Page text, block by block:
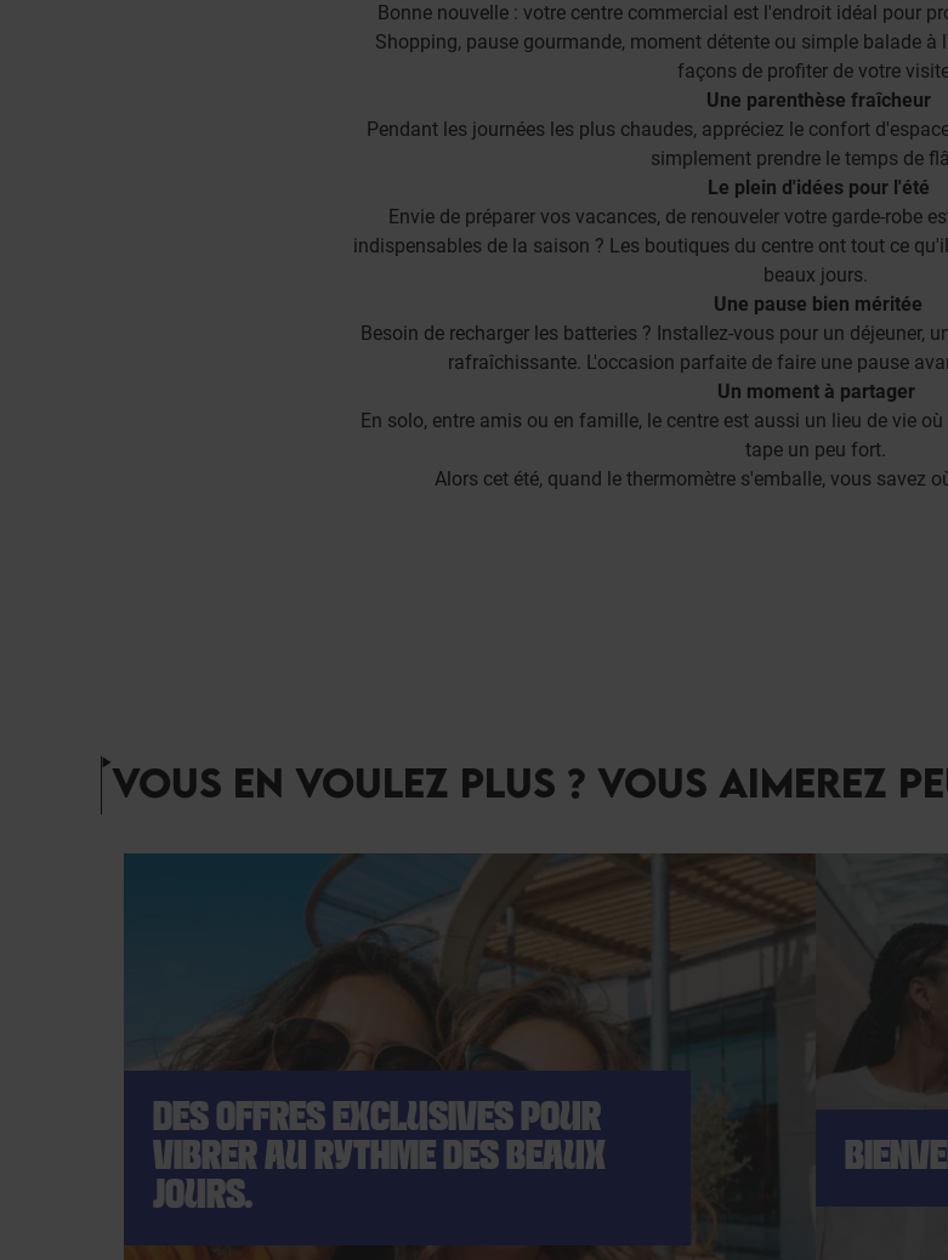
Bonne nouvelle : votre centre commercial est l'endroit idéal pour
Shopping, pause gourmande, moment détente ou simple balade
façons de profiter de votre
Une parenthèse fraîcheur
Pendant les journées les plus chaudes, appréciez le confort
simplement prendre le temps de
Le plein d'idées pour l'été
Envie de préparer vos vacances, de renouveler votre garde-robe
indispensables de la saison ? Les boutiques du centre ont tout ce
beaux jours.
Une pause bien méritée
Besoin de recharger les batteries ? Installez-vous pour un déjeuner,
rafraîchissante. L'occasion parfaite de faire une pause
Un moment à partager
En solo, entre amis ou en famille, le centre est aussi un lieu de vie
tape un peu fort.
Alors cet été, quand le thermomètre s'emballe, vous savez
VOUS EN VOULEZ PLUS ? VOUS AIMEREZ
DES OFFRES EXCLUSIVES POUR
VIBRER AU RYTHME DES BEAUX
JOURS.